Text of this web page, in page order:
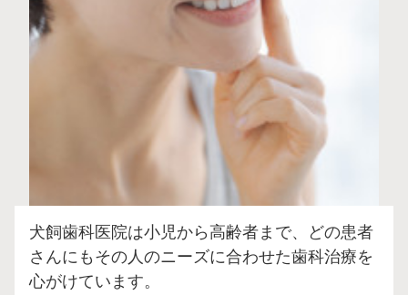
犬飼歯科医院は小児から高齢者まで、どの患者
さんにもその人のニーズに合わせた歯科治療を
心がけています。